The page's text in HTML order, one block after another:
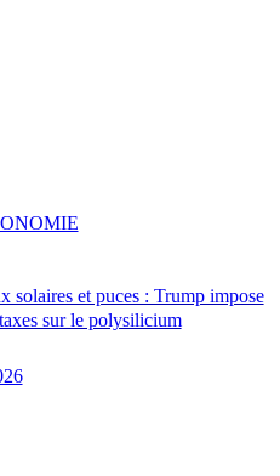
solaires et puces : Trump impose
sur le polysilicium